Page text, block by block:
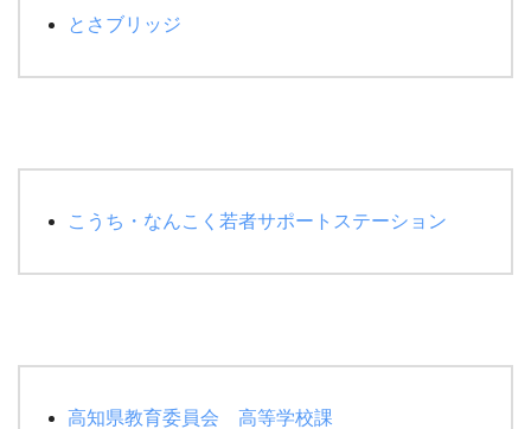
とさブリッジ
こうち・なんこく若者サポートステーション
高知県教育委員会 高等学校課